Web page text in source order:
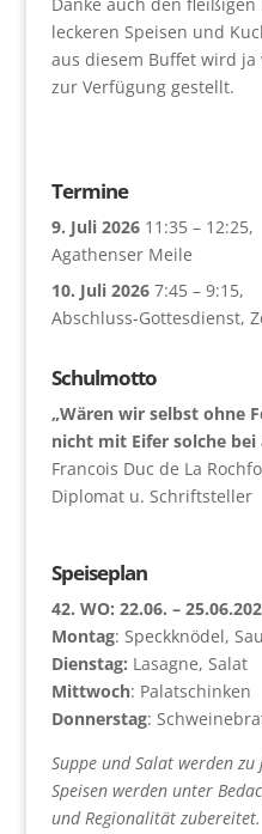
leckeren Speisen und
aus diesem Buffet wird
zur Verfügung gestellt.
Termine
9. Juli 2026 11:35 – 12:25,
Agathenser Meile
10. Juli 2026 7:45 – 9:15,
Abschluss-Gottesdienst,
Schulmotto
„Wären wir selbst ohne
nicht mit Eifer solche bei
Francois Duc de La
Diplomat u. Schriftsteller
Speiseplan
42. WO: 22.06. –
Montag: Speckknödel,
Dienstag: Lasagne, Salat
Mittwoch: Palatschinken
Donnerstag:
Suppe und Salat werden
Speisen werden unter
und Regionalität zubereitet.